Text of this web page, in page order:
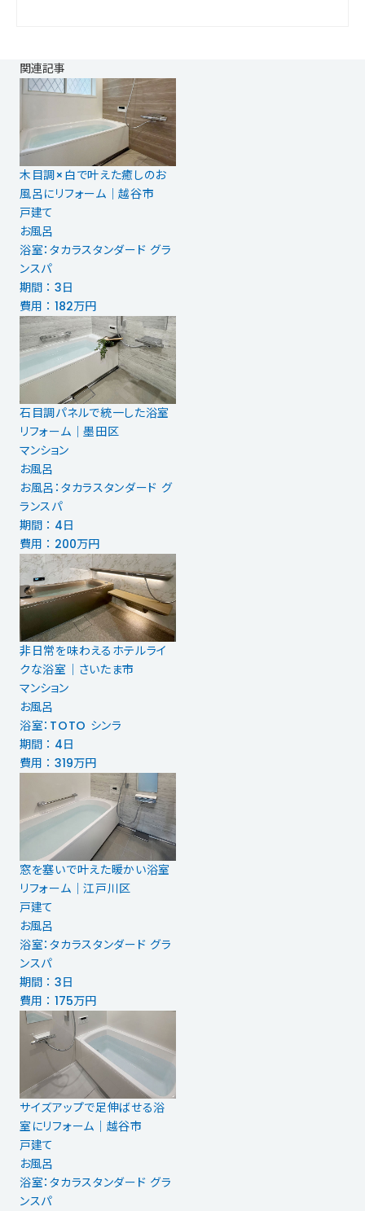
関連記事
木目調×白で叶えた癒しのお
風呂にリフォーム｜越谷市
戸建て
お風呂
浴室：タカラスタンダード グラ
ンスパ
期間 ： 3日
費用 ： 182万円
石目調パネルで統一した浴室
リフォーム｜墨田区
マンション
お風呂
お風呂：タカラスタンダード グ
ランスパ
期間 ： 4日
費用 ： 200万円
非日常を味わえるホテルライ
クな浴室｜さいたま市
マンション
お風呂
浴室：TOTO シンラ
期間 ： 4日
費用 ： 319万円
窓を塞いで叶えた暖かい浴室
リフォーム｜江戸川区
戸建て
お風呂
浴室：タカラスタンダード グラ
ンスパ
期間 ： 3日
費用 ： 175万円
サイズアップで足伸ばせる浴
室にリフォーム｜越谷市
戸建て
お風呂
浴室：タカラスタンダード グラ
ンスパ